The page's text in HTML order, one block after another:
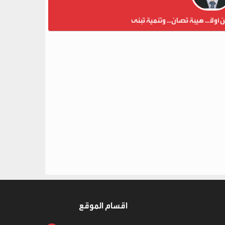
أولاً... هيبة تُصان... وتنمية تُبنى
اقسام الموقع